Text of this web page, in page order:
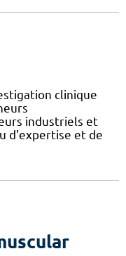
clinique
industriels et
d'expertise et de